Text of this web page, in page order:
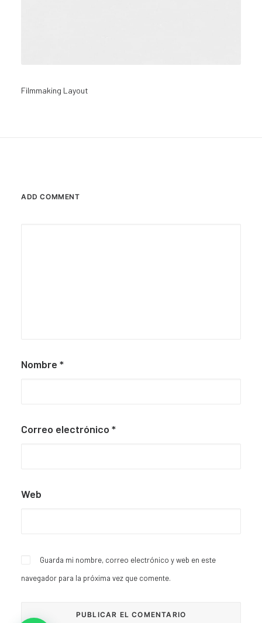
Filmmaking Layout
ADD COMMENT
Nombre *
Correo electrónico *
Web
Guarda mi nombre, correo electrónico y web en este
navegador para la próxima vez que comente.